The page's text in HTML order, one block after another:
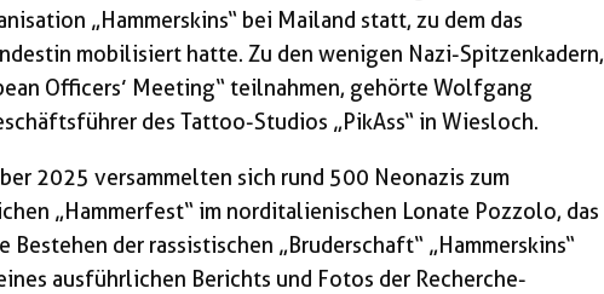
„Hammerskins“ bei Mailand statt, zu dem das
mobilisiert hatte. Zu den wenigen Nazi-Spitzenkadern,
Officers’ Meeting“ teilnahmen, gehörte Wolfgang
des Tattoo-Studios „PikAss“ in Wiesloch.
2025 versammelten sich rund 500 Neonazis zum
„Hammerfest“ im norditalienischen Lonate Pozzolo, das
Bestehen der rassistischen „Bruderschaft“ „Hammerskins“
ausführlichen Berichts und Fotos der Recherche-